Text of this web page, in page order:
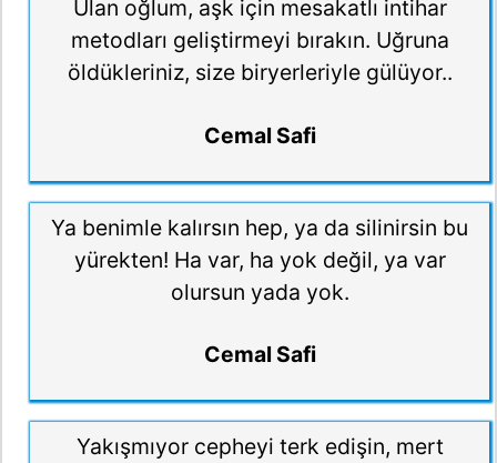
Ulan oğlum, aşk için mesakatlı intihar
metodları geliştirmeyi bırakın. Uğruna
öldükleriniz, size biryerleriyle gülüyor..
Cemal Safi
Ya benimle kalırsın hep, ya da silinirsin bu
yürekten! Ha var, ha yok değil, ya var
olursun yada yok.
Cemal Safi
Yakışmıyor cepheyi terk edişin, mert